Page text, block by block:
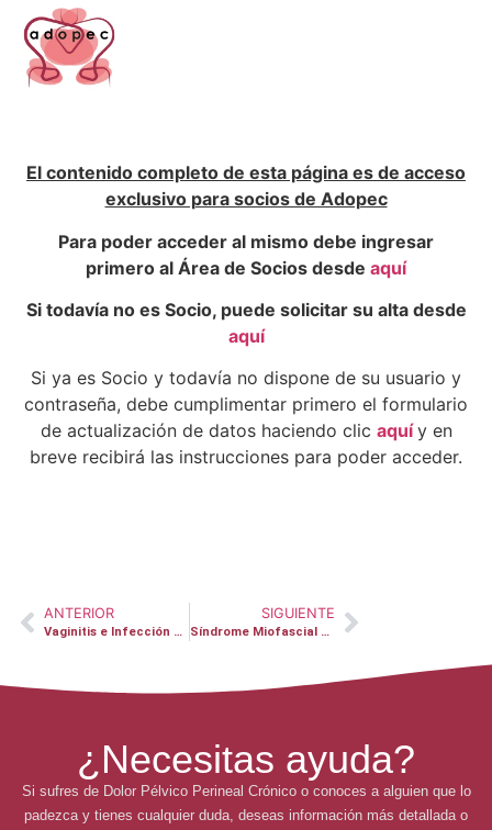
El contenido completo de esta página es de acceso
exclusivo para socios de Adopec
Para poder acceder al mismo debe ingresar
primero al Área de Socios desde aquí
Si todavía no es Socio, puede solicitar su alta desde
aquí
Si ya es Socio y todavía no dispone de su usuario y
contraseña, debe cumplimentar primero el formulario
de actualización de datos haciendo clic aquí y en
breve recibirá las instrucciones para poder acceder.
ANTERIOR
Vaginitis e Infección de Orina – Cristina
SIGUIENTE
Síndrome Miofascial – Cristóbal
¿Necesitas ayuda?
Si sufres de Dolor Pélvico Perineal Crónico o conoces a alguien que lo
padezca y tienes cualquier duda, deseas información más detallada o